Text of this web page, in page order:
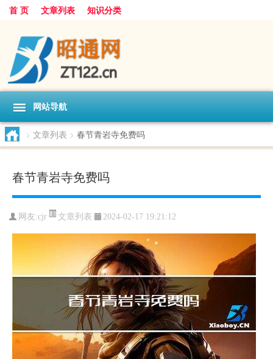
首 页 文章列表 知识分类
网站导航
> 文章列表 > 春节青岩寺免费吗
春节青岩寺免费吗
网友:cjr 文章列表 2024-02-17 19:21:12